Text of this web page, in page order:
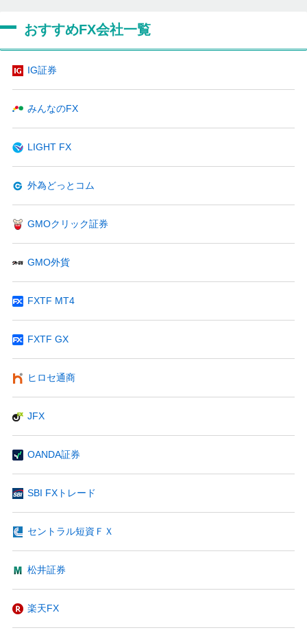
おすすめFX会社一覧
IG証券
みんなのFX
LIGHT FX
外為どっとコム
GMOクリック証券
GMO外貨
FXTF MT4
FXTF GX
ヒロセ通商
JFX
OANDA証券
SBI FXトレード
セントラル短資ＦＸ
松井証券
楽天FX